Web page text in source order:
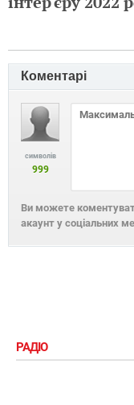
Коментарі
символів
999
Ви можете
акаунт у соціальних
РАДІО